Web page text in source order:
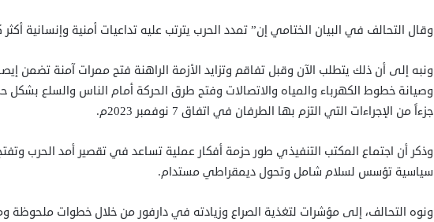
وقال التحالف في البيان الختامي إن” تمدد الحرب يترتب عليه تداعيات أمنية وإنسانية أكثر
ونبه إلى أن ذلك يتطلب الآن وقبل تفاقم وتزايد الأزمة الراهنة فتح ممرات آمنة تضمن
وصيانة خطوط الكهرباء والمياه والاتصالات وفتح طرق الحركة أمام الناس والسلع بشكل
جزءاً من الإجراءات التي التزم بها الطرفان في اتفاق 7 نوفمبر 2023م.
وذكر أن اجتماع المكتب التنفيذي طور حزمة أفكار عملية تساعد في تقصير أمد الحرب
سياسية تؤسس لسلام شامل وتحول ديمقراطي مستدام.
ونوه التحالف، إلى مؤشرات لتغذية الصراع وزيادته في دارفور من خلال خطوات ملحوظة